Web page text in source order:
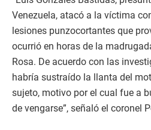
Venezuela, atacó a la víctima
lesiones punzocortantes que
ocurrió en horas de la
Rosa. De acuerdo con las
habría sustraído la llanta del
sujeto, motivo por el cual fue a
de vengarse”, señaló el coronel